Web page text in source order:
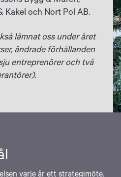
Kakel och Nort Pol AB.
lämnat oss under året
ändrade förhållanden
entreprenörer och två
varje år ett strategimöte.